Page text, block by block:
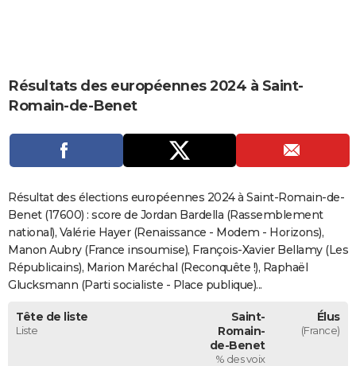
Carte de Noël
Carte Bonne année
Carte Saint-Valentin
Carte Pâques
Carte d'anniversaire
COPAINS D'AVANT
AVIS DE DÉCÈS
FORUM
Bricolage
Lifestyle
Culture
Sport
Auto
Television
Voyage
Cinema
Résultats des européennes 2024 à Saint-
Romain-de-Benet
Résultat des élections européennes 2024 à Saint-Romain-de-
Benet (17600) : score de Jordan Bardella (Rassemblement
national), Valérie Hayer (Renaissance - Modem - Horizons),
Manon Aubry (France insoumise), François-Xavier Bellamy (Les
Républicains), Marion Maréchal (Reconquête !), Raphaël
Glucksmann (Parti socialiste - Place publique)...
Tête de liste
Liste
Saint-
Romain-
de-Benet
% des voix
Élus
(France)